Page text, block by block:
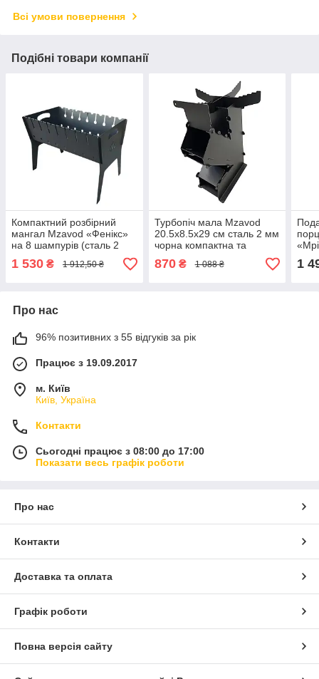
Всі умови повернення
Подібні товари компанії
Компактний розбірний
мангал Mzavod «Фенікс»
на 8 шампурів (сталь 2
мм), складаний мангал-
валіза для пікніка, чорний
1 530 ₴ 1 912,50 ₴
Турбопіч мала Mzavod
20.5х8.5х29 см сталь 2 мм
чорна компактна та
мобільна пічка для
зручного готування у
870₴ 1 088 ₴
по
білі
1
Про нас
96% позитивних з 55 відгуків за рік
Працює з 19.09.2017
м. Київ
Київ, Україна
Контакти
Сьогодні працює з 08:00 до 17:00
Показати весь графік роботи
Про нас
Контакти
Доставка та оплата
Графік роботи
Повна версія сайту